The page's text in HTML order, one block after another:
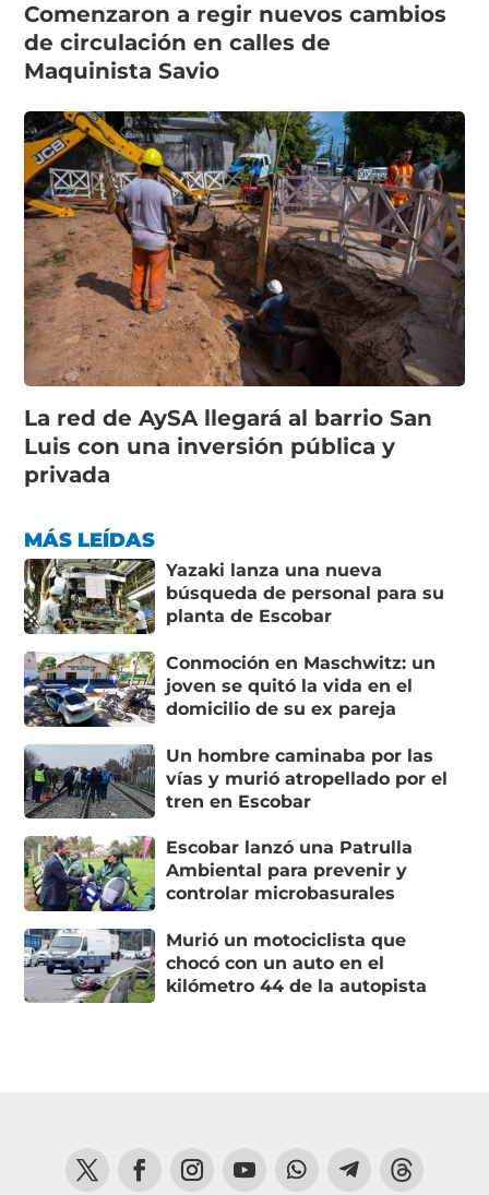
Comenzaron a regir nuevos cambios
de circulación en calles de
Maquinista Savio
La red de AySA llegará al barrio San
Luis con una inversión pública y
privada
MÁS LEÍDAS
Yazaki lanza una nueva
búsqueda de personal para su
planta de Escobar
Conmoción en Maschwitz: un
joven se quitó la vida en el
domicilio de su ex pareja
Un hombre caminaba por las
vías y murió atropellado por el
tren en Escobar
Escobar lanzó una Patrulla
Ambiental para prevenir y
controlar microbasurales
Murió un motociclista que
chocó con un auto en el
kilómetro 44 de la autopista